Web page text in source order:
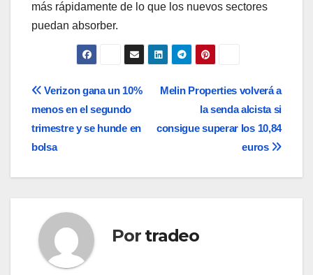
más rápidamente de lo que los nuevos sectores
puedan absorber.
Navegación
de
entradas
Melin Properties volverá a
la senda alcista si
consigue superar los 10,84
euros
Verizon gana un 10%
menos en el segundo
trimestre y se hunde en
bolsa
Por tradeo